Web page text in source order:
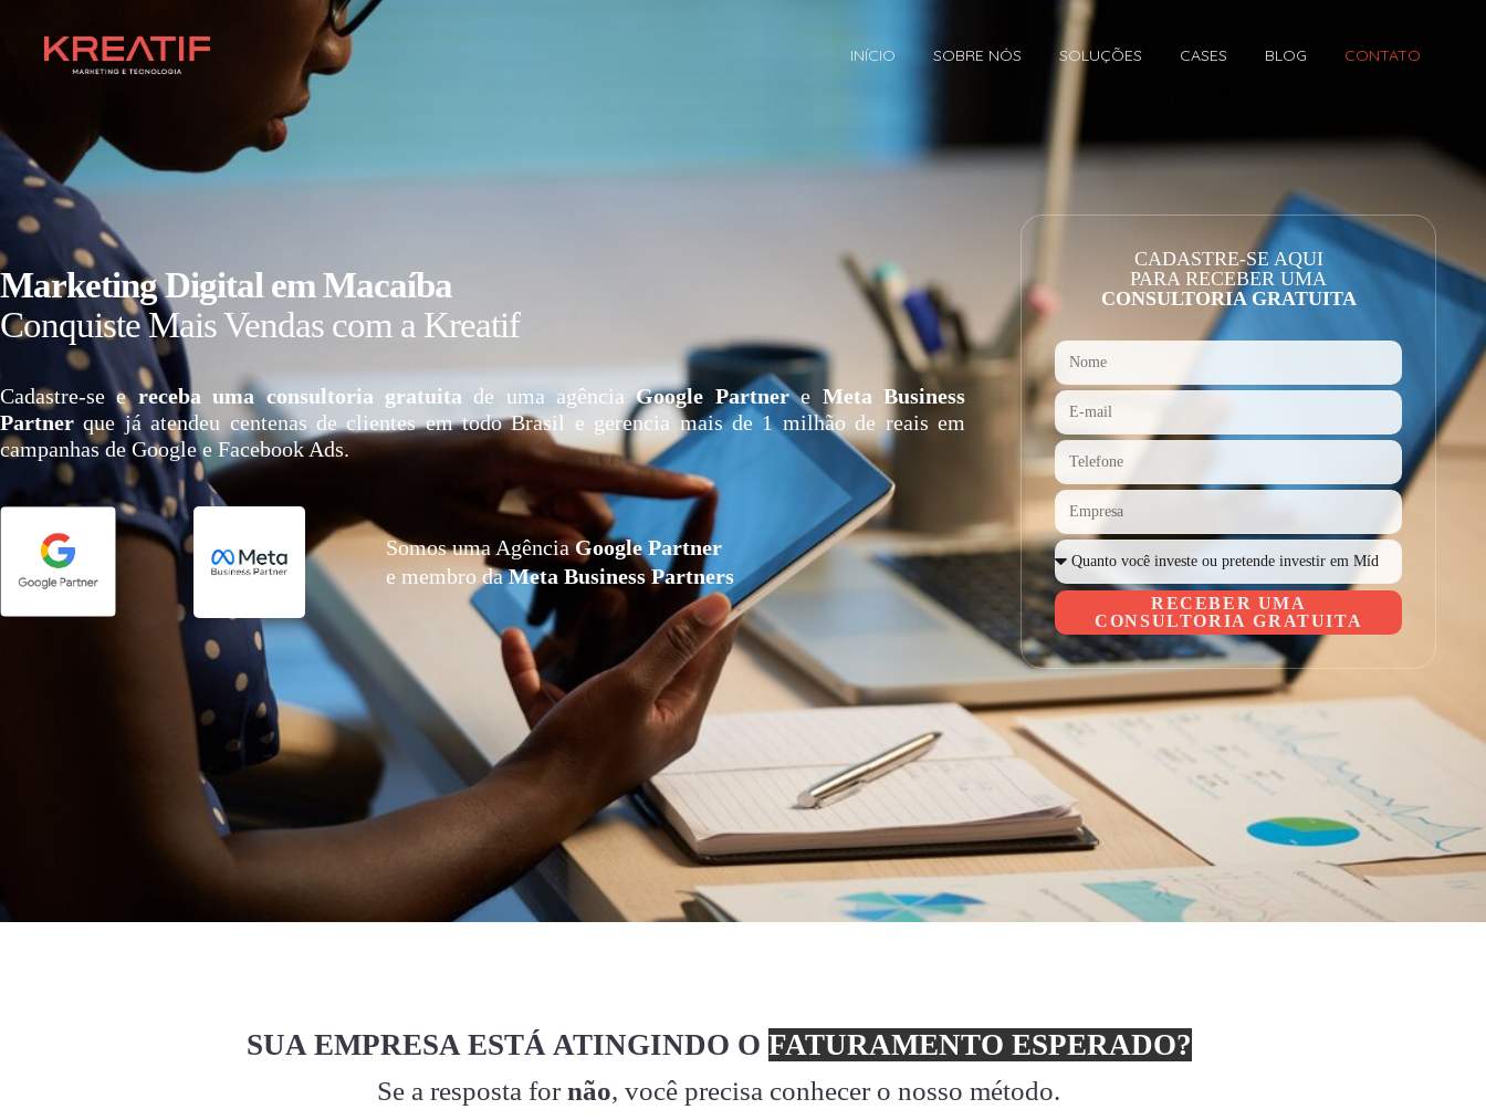
INÍCIO SOBRE NÓS SOLUÇÕES CASES BLOG CONTATO
Marketing Digital em Macaíba
Conquiste Mais Vendas com a Kreatif
Cadastre-se e receba uma consultoria gratuita de uma agênciaGoogle Partnere Meta Business
Partner que já atendeu centenas de clientes em todo Brasil e gerencia mais de 1 milhão de reais em
campanhas de Google e Facebook Ads.
Somos uma AgênciaGoogle Partner
e membro daMeta Business Partners
CADASTRE-SE AQUI
PARA RECEBER UMA
CONSULTORIA GRATUITA
RECEBER UMA
CONSULTORIA GRATUITA
SUA EMPRESA ESTÁ ATINGINDO O FATURAMENTO ESPERADO?
Se a resposta for não, você precisa conhecer o nosso método.